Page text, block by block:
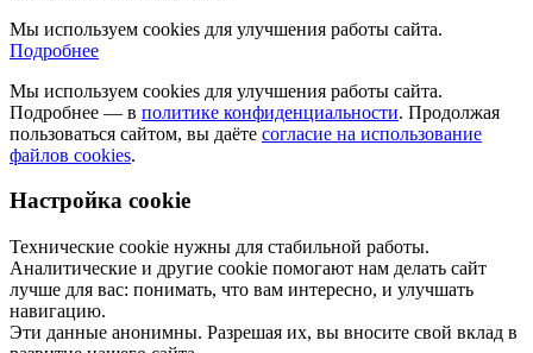
Мы используем cookies для улучшения работы сайта.
Подробнее
Мы используем cookies для улучшения работы сайта.
Подробнее — в политике конфиденциальности. Продолжая
пользоваться сайтом, вы даёте согласие на использование
файлов cookies.
Настройка cookie
Технические cookie нужны для стабильной работы.
Аналитические и другие cookie помогают нам делать сайт
лучше для вас: понимать, что вам интересно, и улучшать
навигацию.
Эти данные анонимны. Разрешая их, вы вносите свой вклад в